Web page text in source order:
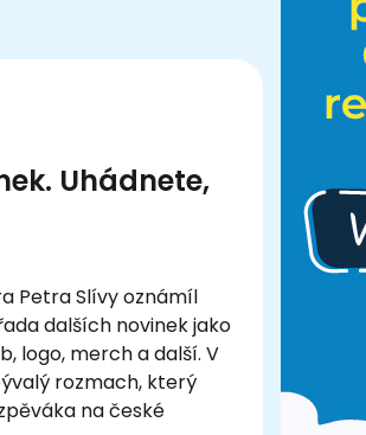
Uhádnete,
Petra Slívy oznámíl
dalších novinek jako
logo, merch a další. V
rozmach, který
na české